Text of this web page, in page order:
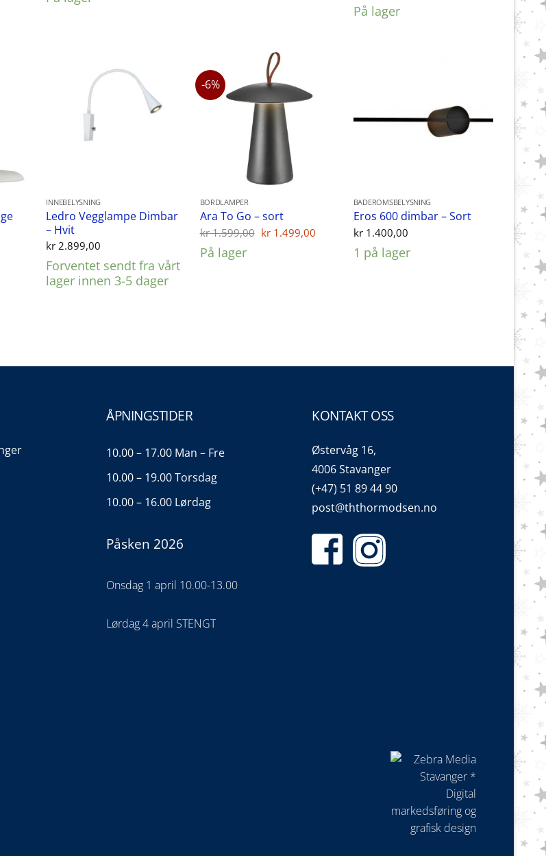
På lager
INNEBELYSNING
Ledro Vegglampe Dimbar
– Hvit
kr 2.899,00
Forventet sendt fra vårt
lager innen 3-5 dager
-6%
BORDLAMPER
Ara To Go – sort
kr1.599,00 Opprinnelig
kr 1.499,00 Nåværende
På lager
BADEROMSBELYSNING
Eros 600 dimbar – Sort
kr1.400,00
1 på lager
ÅPNINGSTIDER
10.00 – 17.00 Man – Fre
10.00 – 19.00 Torsdag
10.00 – 16.00 Lørdag
Påsken 2026
Onsdag 1 april 10.00-13.00
Lørdag 4 april STENGT
KONTAKT OSS
Østervåg 16,
4006 Stavanger
(+47) 51 89 44 90
post@ththormodsen.no